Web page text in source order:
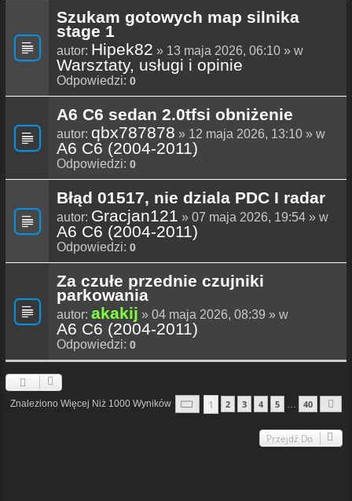
Szukam gotowych map silnika
stage 1
autor: Hipek82 » 13 maja 2026, 06:10 » w
Warsztaty, usługi i opinie
Odpowiedzi: 0
A6 C6 sedan 2.0tfsi obniżenie
autor: qbx787878 » 12 maja 2026, 13:10 » w
A6 C6 (2004-2011)
Odpowiedzi: 0
Błąd 01517, nie dziala PDC I radar
autor: Gracjan121 » 07 maja 2026, 19:54 » w
A6 C6 (2004-2011)
Odpowiedzi: 0
Za czułe przednie czujniki
parkowania
autor: akakij » 04 maja 2026, 08:39 » w
A6 C6 (2004-2011)
Odpowiedzi: 0
Znaleziono Więcej Niż 1000 Wyników Strona1 40
1 2 3 4 5 40
Przejdź Do